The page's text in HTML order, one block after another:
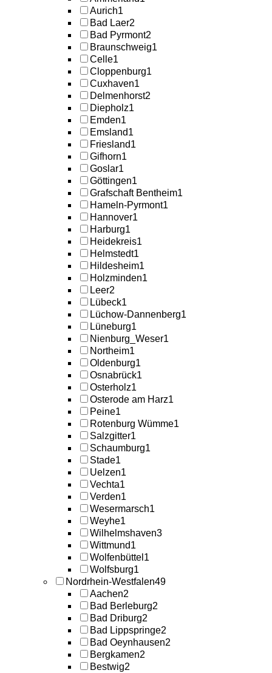
Aurich1
Bad Laer2
Bad Pyrmont2
Braunschweig1
Celle1
Cloppenburg1
Cuxhaven1
Delmenhorst2
Diepholz1
Emden1
Emsland1
Friesland1
Gifhorn1
Goslar1
Göttingen1
Grafschaft Bentheim1
Hameln-Pyrmont1
Hannover1
Harburg1
Heidekreis1
Helmstedt1
Hildesheim1
Holzminden1
Leer2
Lübeck1
Lüchow-Dannenberg1
Lüneburg1
Nienburg_Weser1
Northeim1
Oldenburg1
Osnabrück1
Osterholz1
Osterode am Harz1
Peine1
Rotenburg Wümme1
Salzgitter1
Schaumburg1
Stade1
Uelzen1
Vechta1
Verden1
Wesermarsch1
Weyhe1
Wilhelmshaven3
Wittmund1
Wolfenbüttel 1
Wolfsburg1
Nordrhein-Westfalen49
Aachen2
Bad Berleburg2
Bad Driburg2
Bad Lippspringe2
Bad Oeynhausen2
Bergkamen2
Bestwig2